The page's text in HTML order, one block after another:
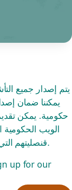
يتم إصدار جميع
يمكننا ضمان
حكومية. يمكن
الويب
قنصليتهم التي لن يتم تحصيل رسوم الخدمة منك مقابلها.
up for our